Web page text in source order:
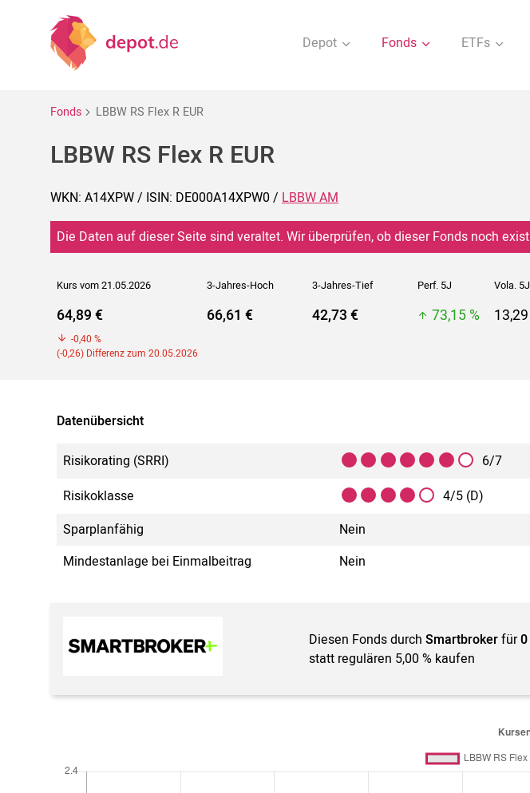
Depot Fonds ETFs
Fonds LBBW RS Flex R EUR
LBBW RS Flex R EUR
WKN: A14XPW / ISIN: DE000A14XPW0 / LBBW AM
Die Daten auf dieser Seite sind veraltet. Wir überprüfen, ob dieser Fonds noch
Kurs vom 21.05.2026 3-Jahres-Hoch 3-Jahres-Tief Perf. 5J Vola. 5J
64,89 €
-0,40 %
(-0,26) Differenz zum 20.05.2026
66,61 € 42,73 € 73,15 %
Datenübersicht
Risikorating (SRRI)
6/7
Risikoklasse
4/5 (D)
Sparplanfähig
Nein
Mindestanlage bei Einmalbeitrag
Nein
Diesen Fonds durchSmartbrokerfür
statt regulären 5,00 % kaufen